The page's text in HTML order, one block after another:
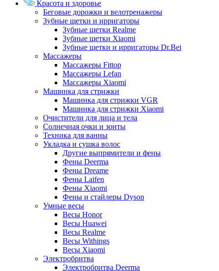
Красота и здоровье
Беговые дорожки и велотренажеры
Зубные щетки и ирригаторы
Зубные щетки Realme
Зубные щетки Xiaomi
Зубные щетки и ирригаторы Dr.Bei
Массажеры
Массажеры Fittop
Массажеры Lefan
Массажеры Xiaomi
Машинка для стрижки
Машинка для стрижки VGR
Машинка для стрижки Xiaomi
Очистители для лица и тела
Солнечная очки и зонты
Техника для ванны
Укладка и сушка волос
Другие выпрямители и фены
Фены Deerma
Фены Dreame
Фены Laifen
Фены Xiaomi
Фены и стайлеры Dyson
Умные весы
Весы Honor
Весы Huawei
Весы Realme
Весы Withings
Весы Xiaomi
Электробритва
Электробритва Deerma